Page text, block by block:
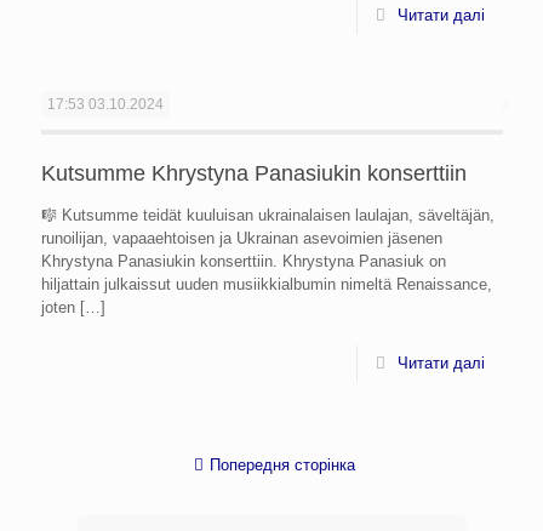
Читати далі
17:53 03.10.2024
Kutsumme Khrystyna Panasiukin konserttiin
🎼 Kutsumme teidät kuuluisan ukrainalaisen laulajan, säveltäjän,
runoilijan, vapaaehtoisen ja Ukrainan asevoimien jäsenen
Khrystyna Panasiukin konserttiin. Khrystyna Panasiuk on
hiljattain julkaissut uuden musiikkialbumin nimeltä Renaissance,
joten[…]
Читати далі
Попередня сторінка